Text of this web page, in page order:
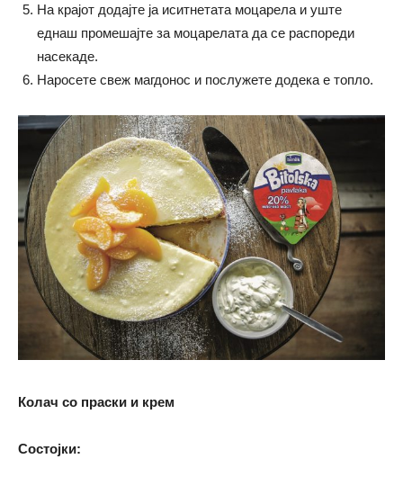
На крајот додајте ја иситнетата моцарела и уште
еднаш промешајте за моцарелата да се распореди
насекаде.
Наросете свеж магдонос и послужете додека е топло.
Колач со праски и крем
Состојки: